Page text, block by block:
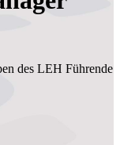
des LEH Führende